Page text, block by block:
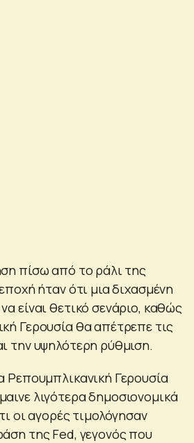
πίσω από το ράλι της
ήταν ότι μια διχασμένη
είναι θετικό σενάριο, καθώς
Γερουσία θα απέτρεπε τις
την υψηλότερη ρύθμιση.
Ρεπουμπλικανική Γερουσία
λιγότερα δημοσιονομικά
οι αγορές τιμολόγησαν
της Fed, γεγονός που